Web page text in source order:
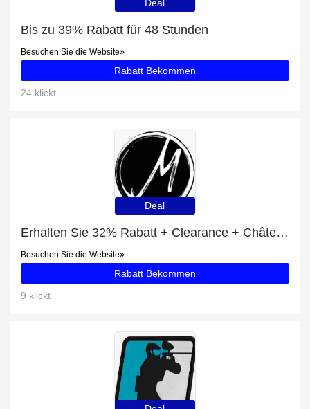
Deal
Bis zu 39% Rabatt für 48 Stunden
Besuchen Sie die Website
Rabatt Bekommen
24 klickt
Deal
Erhalten Sie 32% Rabatt + Clearance + Château Peyrabon 2014 Rabatte
Besuchen Sie die Website
Rabatt Bekommen
9 klickt